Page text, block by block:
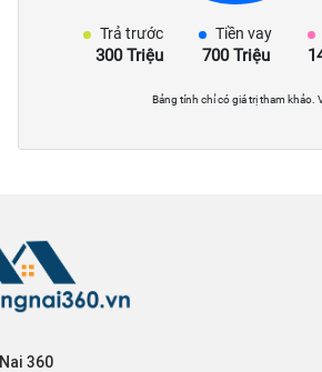
Trả trước
300 Triệu
Tiền vay
700 Triệu
Bảng tính chỉ có giá trị tham khảo.
360